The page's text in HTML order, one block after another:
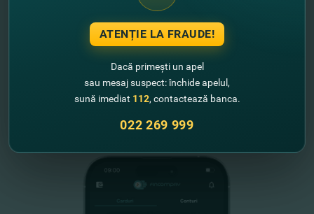
"FinComBank" S.A. este membră a
Schemei de Garantare a Depozitelor
din Republica Moldova
FinComPay Mobile
ATENȚIE LA FRAUDE!
Dacă primești un apel
sau mesaj suspect: închide apelul,
sună imediat 112, contactează banca.
022 269 999